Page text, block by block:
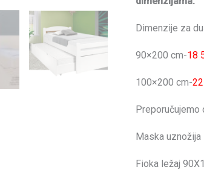
Dimenzije za
90×200 cm-18
100×200 cm-
Preporučujemo
Maska uznožija
Fioka ležaj